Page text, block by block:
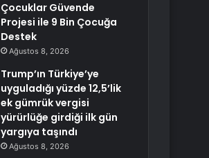
Çocuklar Güvende
Projesi ile 9 Bin Çocuğa
Destek
Ağustos 8, 2026
Trump’ın Türkiye’ye
uyguladığı yüzde 12,5’lik
ek gümrük vergisi
yürürlüğe girdiği ilk gün
yargıya taşındı
Ağustos 8, 2026